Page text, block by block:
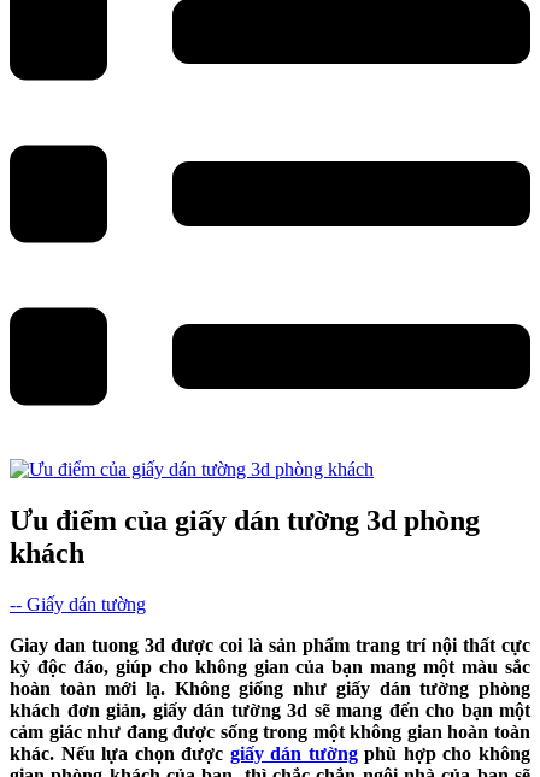
Ưu điểm của giấy dán tường 3d phòng
khách
-- Giấy dán tường
Giay dan tuong 3d được coi là sản phẩm trang trí nội thất cực
kỳ độc đáo, giúp cho không gian của bạn mang một màu sắc
hoàn toàn mới lạ. Không giống như giấy dán tường phòng
khách đơn giản, giấy dán tường 3d sẽ mang đến cho bạn một
cảm giác như đang được sống trong một không gian hoàn toàn
khác. Nếu lựa chọn được giấy dán tườngphù hợp cho không